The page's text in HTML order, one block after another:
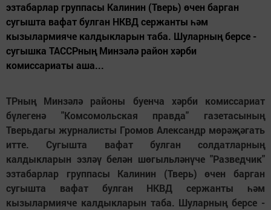
эзтабарлар группасы Калинин (Тверь) өчен барган
сугышта вафат булган НКВД сержанты һәм
кызылармияче калдыкларын таба. Шуларның берсе -
сугышка ТАССРның Минзәлә район хәрби
комиссариаты аша...
ТРның Минзәлә районы буенча хәрби комиссариат
бүлегенә "Комсомольская правда" газетасының
Тверьдагы журналисты Громов Александр мөрәҗәгать
итте. Сугышта вафат булган солдатларның
калдыкларын эзләү белән шөгыльләнүче "Разведчик"
эзтабарлар группасы Калинин (Тверь) өчен барган
сугышта вафат булган НКВД сержанты һәм
кызылармияче калдыкларын таба. Шуларның берсе -